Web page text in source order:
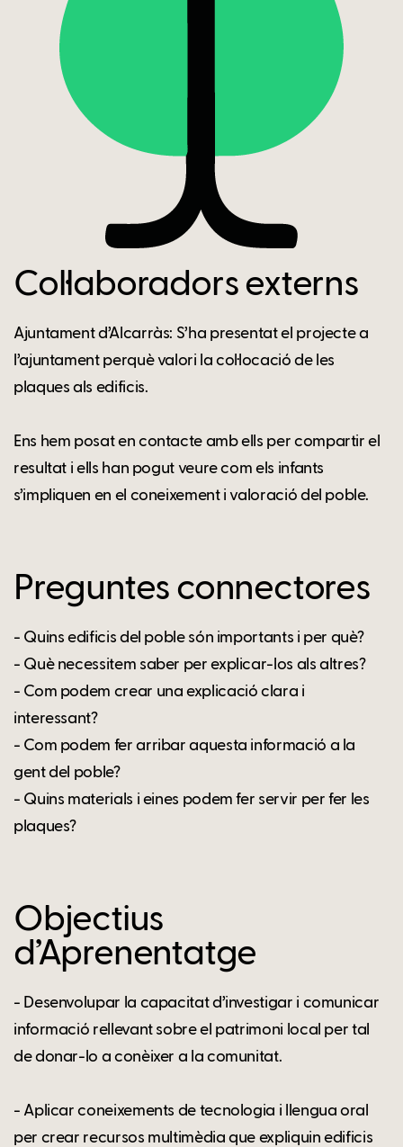
Col·laboradors externs
Ajuntament d’Alcarràs: S’ha presentat el projecte a
l’ajuntament perquè valori la col·locació de les
plaques als edificis.
Ens hem posat en contacte amb ells per compartir el
resultat i ells han pogut veure com els infants
s’impliquen en el coneixement i valoració del poble.
Preguntes connectores
- Quins edificis del poble són importants i per què?
- Què necessitem saber per explicar-los als altres?
- Com podem crear una explicació clara i
interessant?
- Com podem fer arribar aquesta informació a la
gent del poble?
- Quins materials i eines podem fer servir per fer les
plaques?
Objectius
d’Aprenentatge
- Desenvolupar la capacitat d’investigar i comunicar
informació rellevant sobre el patrimoni local per tal
de donar-lo a conèixer a la comunitat.
- Aplicar coneixements de tecnologia i llengua oral
per crear recursos multimèdia que expliquin edificis